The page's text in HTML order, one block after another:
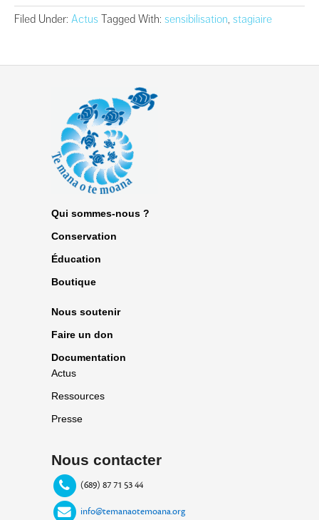
Filed Under: Actus Tagged With: sensibilisation, stagiaire
Qui sommes-nous ?
Conservation
Éducation
Boutique
Nous soutenir
Faire un don
Documentation
Actus
Ressources
Presse
Nous contacter
(689) 87 71 53 44
info@temanaotemoana.org